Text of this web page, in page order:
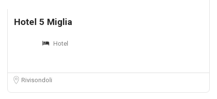
Hotel 5 Miglia
Hotel
Rivisondoli